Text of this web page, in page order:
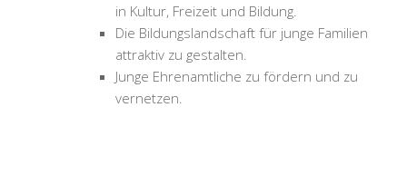
in Kultur, Freizeit und Bildung.
Die Bildungslandschaft für junge Familien
attraktiv zu gestalten.
Junge Ehrenamtliche zu fördern und zu
vernetzen.